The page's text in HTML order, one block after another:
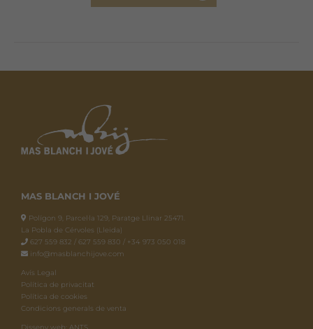
MAS BLANCH I JOVÉ
Polígon 9, Parcel·la 129, Paratge Llinar 25471.
La Pobla de Cérvoles (Lleida)
627 559 832 / 627 559 830 / +34 973 050 018
info@masblanchijove.com
Avís Legal
Política de privacitat
Política de cookies
Condicions generals de venta